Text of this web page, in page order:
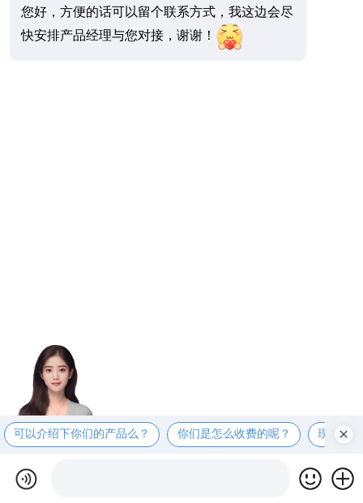
您好，方便的话可以留个联系方式，我这边会尽
快安排产品经理与您对接，谢谢！
可以介绍下你们的产品么？ 你们是怎么收费的呢？ 现在有